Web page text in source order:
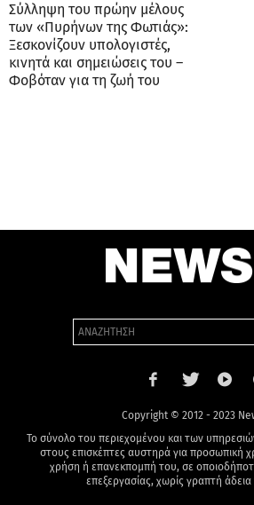
Σύλληψη του πρώην μέλους
των «Πυρήνων της Φωτιάς»:
Ξεσκονίζουν υπολογιστές,
κινητά και σημειώσεις του –
Φοβόταν για τη ζωή του
Copyright © 2012 - 2023
Το σύνολο του περιεχομένου και των
στους επισκέπτες αυστηρά για προσωπική
χρήση ή επανεκπομπή του, σε
επεξεργασίας, χωρίς γραπτή